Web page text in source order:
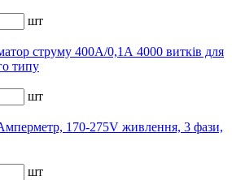
шт
струму 400А/0,1А 4000 витків для
типу
шт
170-275V живлення, 3 фази,
шт